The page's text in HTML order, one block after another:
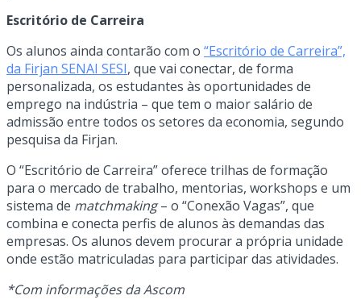
Escritório de Carreira
Os alunos ainda contarão com o “Escritório de Carreira”,
da Firjan SENAI SESI, que vai conectar, de forma
personalizada, os estudantes às oportunidades de
emprego na indústria – que tem o maior salário de
admissão entre todos os setores da economia, segundo
pesquisa da Firjan.
O “Escritório de Carreira” oferece trilhas de formação
para o mercado de trabalho, mentorias, workshops e um
sistema de matchmaking– o “Conexão Vagas”, que
combina e conecta perfis de alunos às demandas das
empresas. Os alunos devem procurar a própria unidade
onde estão matriculadas para participar das atividades.
*Com informações da Ascom